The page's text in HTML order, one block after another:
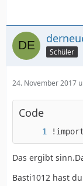
Schüler
24. November 2017
Code
Das ergibt
Basti1012 hast